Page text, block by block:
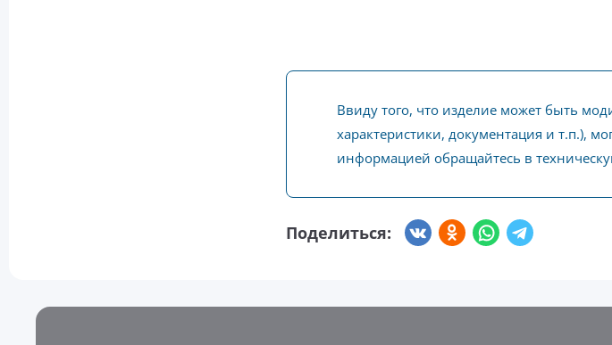
Ввиду того, что изделие может быть
характеристики, документация и т.п.),
информацией обращайтесь в
Поделиться: